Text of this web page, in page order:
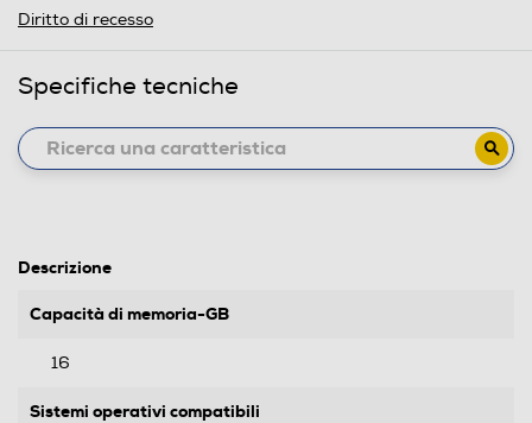
Diritto di recesso
Specifiche tecniche
Descrizione
Capacità di memoria-GB
16
Sistemi operativi compatibili